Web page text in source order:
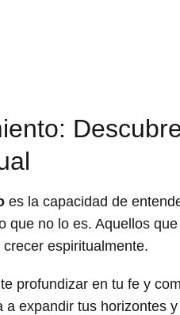
es la capacidad de
que no lo es. Aquellos
espiritualmente.
profundizar en tu fe y
a expandir tus horizontes